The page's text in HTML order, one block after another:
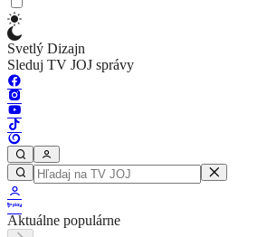
Svetlý Dizajn
Sleduj TV JOJ správy
Aktuálne populárne